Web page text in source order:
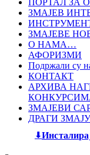
ЗМАЈЕВ
ЗМАЈЕВЕ
О НАМА…
АФОРИЗМИ
Подржали су
КОНТАКТ
АРХИВА
ЗМАЈЕВИ
ДРАГИ ЗМАЈУ